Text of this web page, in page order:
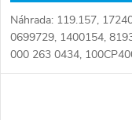
Náhrada: 119.157,
0699729, 1400154,
000 263 0434,
1304 333 004, 1304